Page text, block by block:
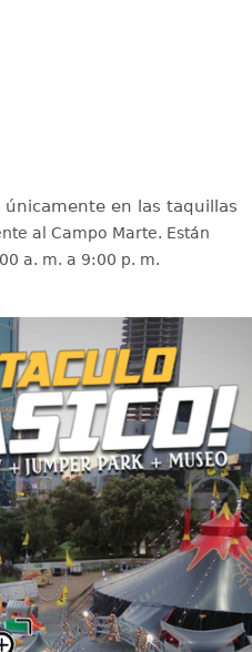
en las taquillas
al Campo Marte. Están
a. m. a 9:00 p. m.